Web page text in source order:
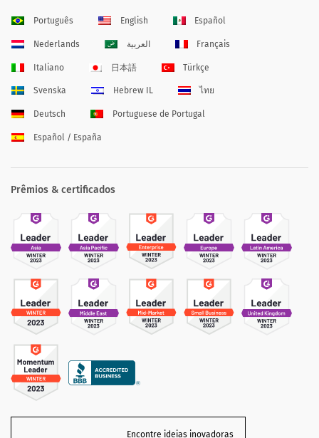
Português English Español
Nederlands العربية Français
Italiano 日本語 Türkçe
Svenska Hebrew IL ไทย
Deutsch Portuguese de Portugal
Español / España
Prêmios & certificados
Encontre ideias inovadoras